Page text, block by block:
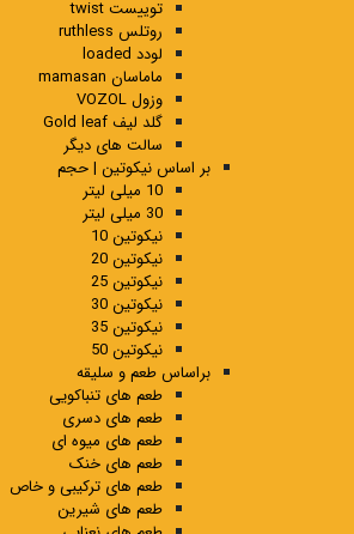
توییست twist
روتلس ruthless
لودد loaded
ماماسان mamasan
وزول VOZOL
گلد لیف Gold leaf
سالت های دیگر
بر اساس نیکوتین | حجم
10 میلی لیتر
30 میلی لیتر
نیکوتین 10
نیکوتین 20
نیکوتین 25
نیکوتین 30
نیکوتین 35
نیکوتین 50
براساس طعم و سلیقه
طعم های تنباکویی
طعم های دسری
طعم های میوه ای
طعم های خنک
طعم های ترکیبی و خاص
طعم های شیرین